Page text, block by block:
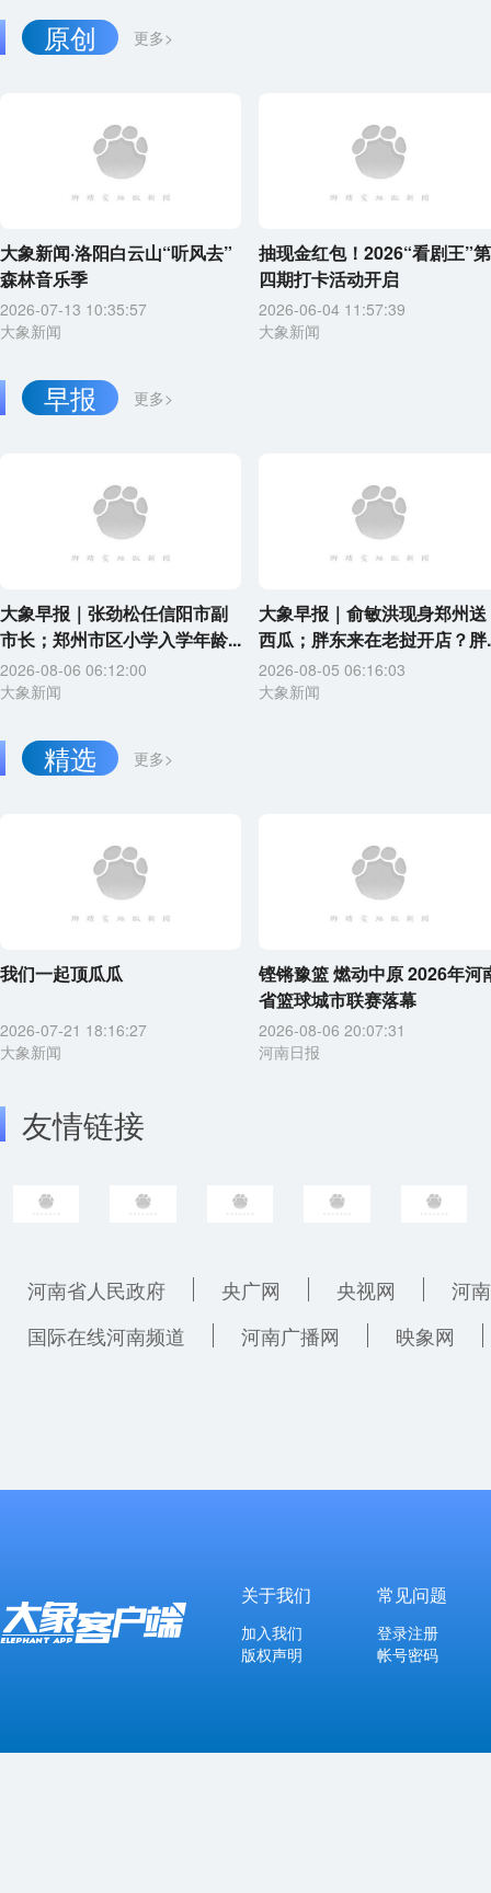
更多>
原创
大象新闻·洛阳白云山“听风去”
森林音乐季
2026-07-13 10:35:57
大象新闻
抽现金红包！2026“看剧王”第
四期打卡活动开启
2026-06-04 11:57:39
大象新闻
更多>
早报
大象早报｜张劲松任信阳市副
市长；郑州市区小学入学年龄...
2026-08-06 06:12:00
大象新闻
大象早报｜俞敏洪现身郑州送
西瓜；胖东来在老挝开店？胖
2026-08-05 06:16:03
大象新闻
更多>
精选
我们一起顶瓜瓜
2026-07-21 18:16:27
大象新闻
铿锵豫篮 燃动中原 2026年河
省篮球城市联赛落幕
2026-08-06 20:07:31
河南日报
友情链接
河南省人民政府 央广网 央视网
河
国际在线河南频道
河南广播网 映象网
关于我们
加入我们
版权声明
常见问题
登录注册
帐号密码